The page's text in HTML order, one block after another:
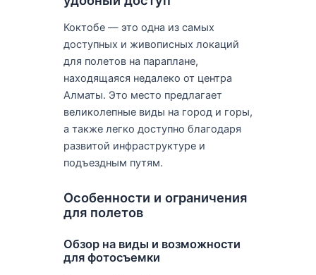
Коктобе — это одна из самых
доступных и живописных локаций
для полетов на параплане,
находящаяся недалеко от центра
Алматы. Это место предлагает
великолепные виды на город и горы,
а также легко доступно благодаря
развитой инфраструктуре и
подъездным путям.
Особенности и ограничения
для полетов
Обзор на виды и возможности
для фотосъемки